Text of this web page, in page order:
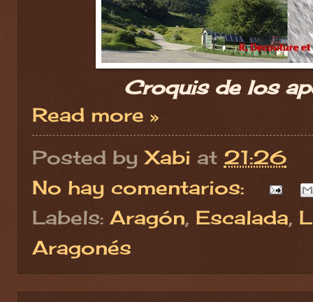
Croquis de los
Read more »
Posted byXabi at 21:26
No hay comentarios:
Labels: Aragón, Escalada,
Aragonés